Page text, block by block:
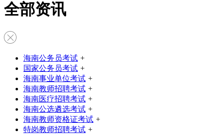
全部资讯
海南公务员考试 +
国家公务员考试 +
海南事业单位考试 +
海南教师招聘考试 +
海南医疗招聘考试 +
海南公选遴选考试 +
海南教师资格证考试 +
特岗教师招聘考试 +